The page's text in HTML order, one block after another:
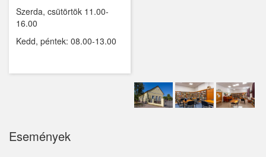
Kisnémedi
Kisoroszi
Kóspallag
Szerda, csütörtök 11.00-
16.00
Kedd, péntek: 08.00-13.00
Események